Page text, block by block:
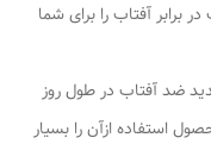
آفتاب را برای شما
ضد آفتاب در طول روز
استفاده ازآن را بسیار